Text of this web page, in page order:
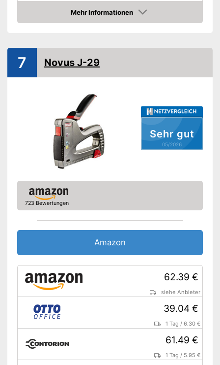
53F, 37
Amazon Lieferzeit
siehe Anbieter
Mehr Informationen
Amazon
Sehr gut
05/2026
7 Novus J-29
723 Bewertungen
Amazon
62.39 €
siehe Anbieter
39.04 €
1 Tag /6.30 €
61.49 €
1 Tag / 5.95 €